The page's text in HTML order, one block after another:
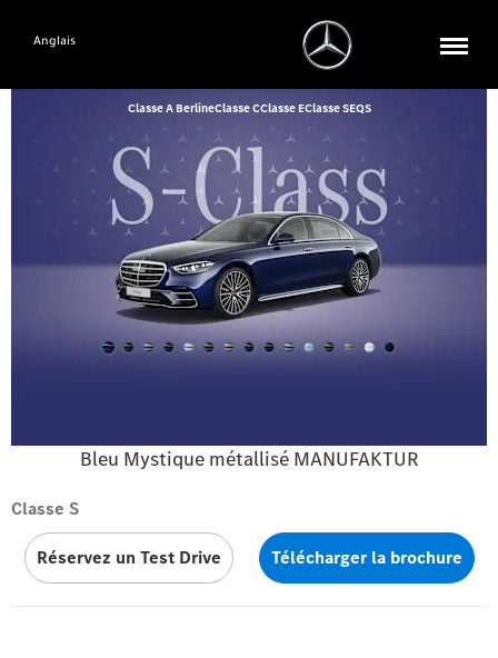
Anglais
Bleu Mystique métallisé MANUFAKTUR
Classe A BerlineClasse CClasse EClasse SEQS
Classe S
Réservez un Test Drive Télécharger la brochure